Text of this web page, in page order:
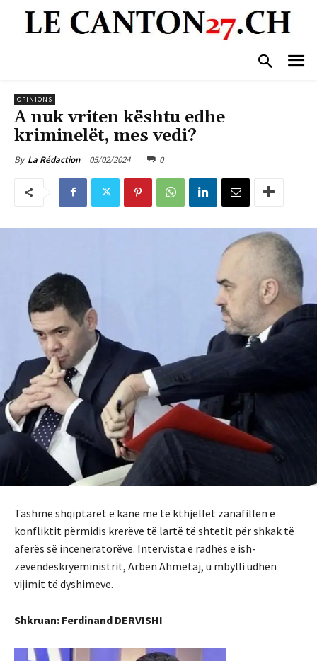
OPINIONS
A nuk vriten kështu edhe
kriminelët, mes vedi?
By La Rédaction 05/02/2024 0
Tashmë shqiptarët e kanë më të kthjellët zanafillën e
konfliktit përmidis krerëve të lartë të shtetit për shkak të
aferës së inceneratorëve. Intervista e radhës e ish-
zëvendëskryeministrit, Arben Ahmetaj, u mbylli udhën
vijimit të dyshimeve.
Shkruan: Ferdinand DERVISHI